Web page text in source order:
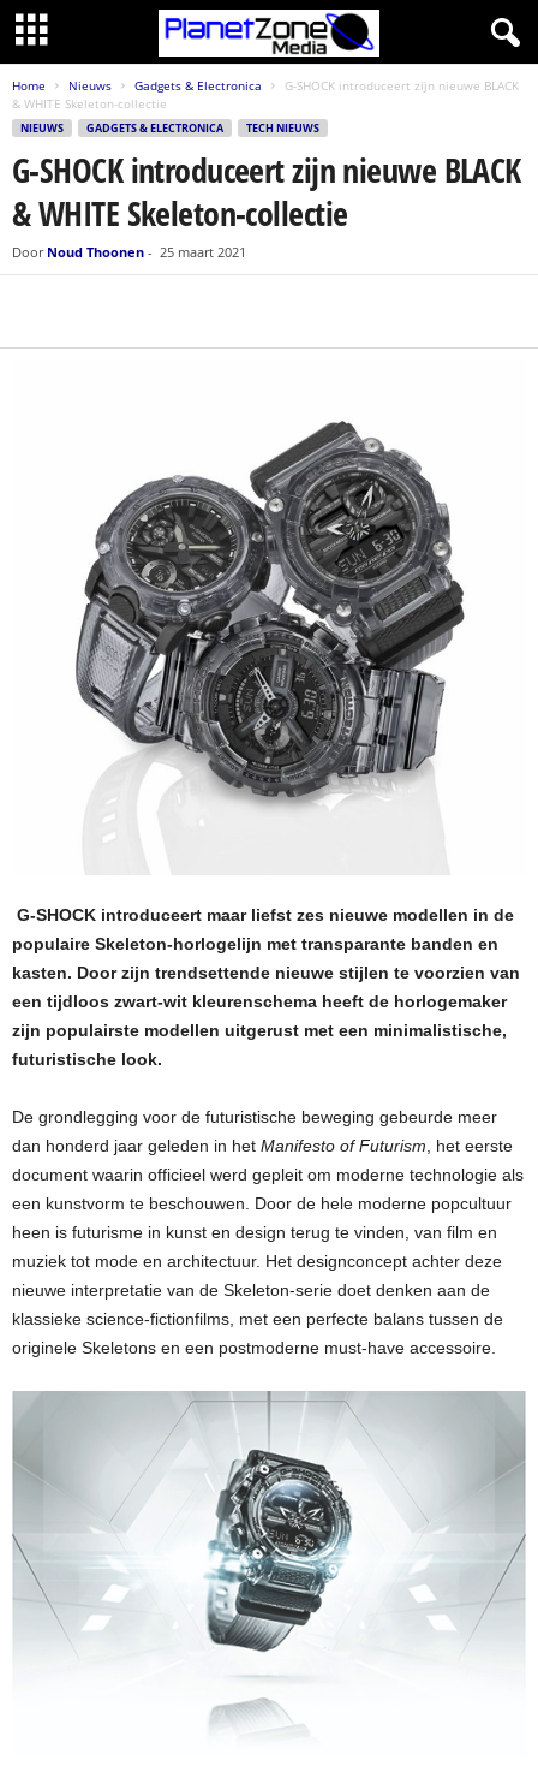
Home Nieuws Gadgets & Electronica
G-SHOCK introduceert zijn nieuwe BLACK
& WHITE Skeleton-collectie
NIEUWS GADGETS & ELECTRONICA TECH NIEUWS
G-SHOCK introduceert zijn nieuwe BLACK
& WHITE Skeleton-collectie
Door Noud Thoonen - 25 maart 2021
G-SHOCK introduceert maar liefst zes nieuwe modellen in de
populaire Skeleton-horlogelijn met transparante banden en
kasten. Door zijn trendsettende nieuwe stijlen te voorzien van
een tijdloos zwart-wit kleurenschema heeft de horlogemaker
zijn populairste modellen uitgerust met een minimalistische,
futuristische look.
De grondlegging voor de futuristische beweging gebeurde meer
dan honderd jaar geleden in het Manifesto of Futurism , het eerste
document waarin officieel werd gepleit om moderne technologie als
een kunstvorm te beschouwen. Door de hele moderne popcultuur
heen is futurisme in kunst en design terug te vinden, van film en
muziek tot mode en architectuur. Het designconcept achter deze
nieuwe interpretatie van de Skeleton-serie doet denken aan de
klassieke science-fictionfilms, met een perfecte balans tussen de
originele Skeletons en een postmoderne must-have accessoire.